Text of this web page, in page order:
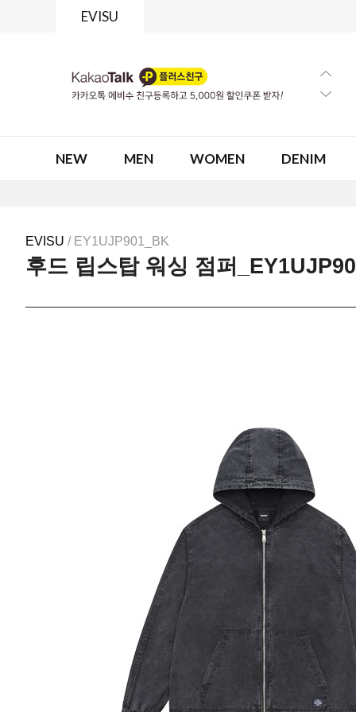
EVISU
NEW MEN WOMEN DENIM
EVISU / EY1UJP901_BK
후드 립스탑 워싱 점퍼